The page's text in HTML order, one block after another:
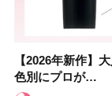
【2026年新作】
色別にプロが…
【上田竜也さん
したからこそ愛が
【2026年新作】
色別にプロが…
【2026夏】「香
容マニア・マ…
【2026年最新】
ク6選！ 美活…
【2026年夏】40
入れが楽な…
【フォロー＆い
を1組2名様にプ…
【セザンヌ】8/7
」10モモピュ…